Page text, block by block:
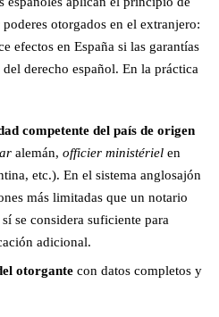
otorgados en el extranjero:
efectos en España si las garantías
derecho español. En la práctica
competente del país de origen
alemán, officier ministérielen
etc.). En el sistema anglosajón
más limitadas que un notario
se considera suficiente para
adicional.
otorgantecon datos completos y